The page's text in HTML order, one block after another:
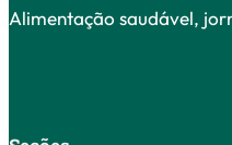
Alimentação saudável,